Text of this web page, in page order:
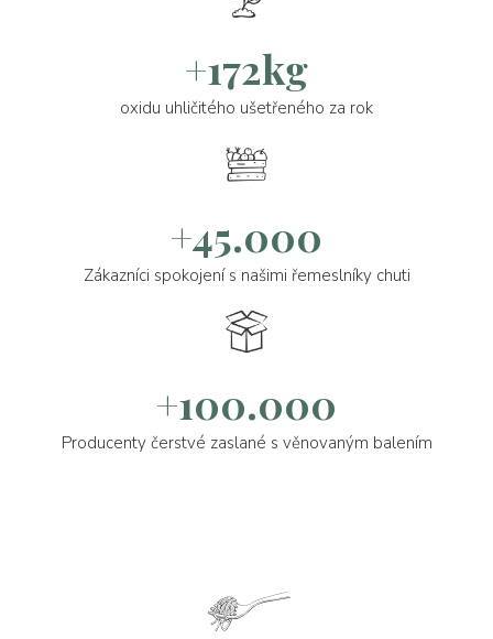
+172kg
oxidu uhličitého ušetřeného za rok
+45.000
Zákazníci spokojení s našimi řemeslníky chuti
+100.000
Producenty čerstvé zaslané s věnovaným balením